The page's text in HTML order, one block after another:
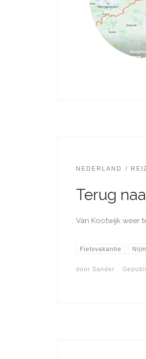
NEDERLAND
Terug
Van Kootwijk weer
Fietsvakantie
door Sander